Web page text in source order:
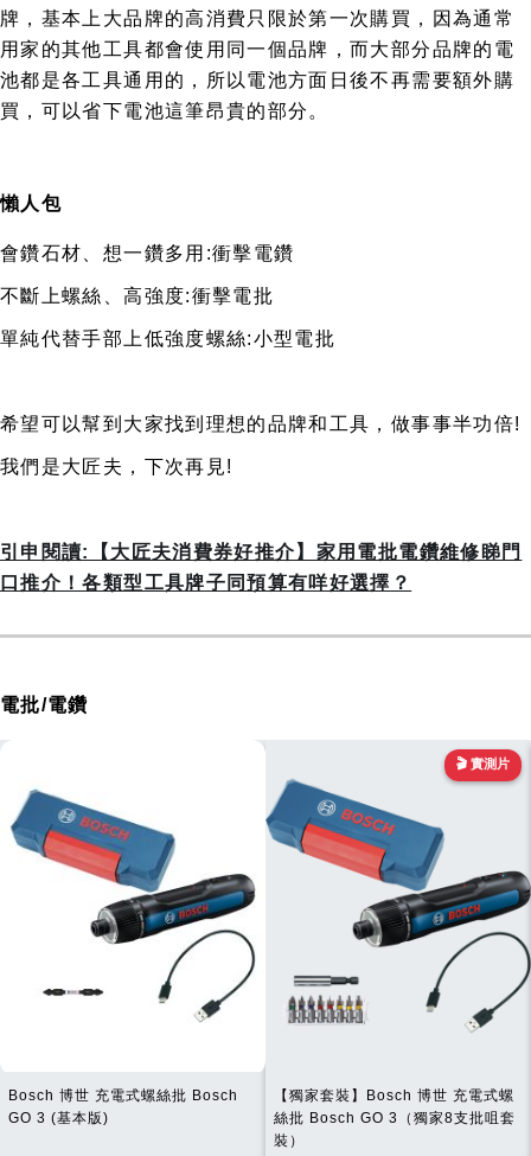
牌，基本上大品牌的高消費只限於第一次購買，因為通常
用家的其他工具都會使用同一個品牌，而大部分品牌的電
池都是各工具通用的，所以電池方面日後不再需要額外購
買，可以省下電池這筆昂貴的部分。
懶人包
會鑽石材、想一鑽多用:衝擊電鑽
不斷上螺絲、高強度:衝擊電批
單純代替手部上低強度螺絲:小型電批
希望可以幫到大家找到理想的品牌和工具，做事事半功倍!
我們是大匠夫，下次再見!
引申閱讀:【大匠夫消費券好推介】家用電批電鑽維修睇門
口推介！各類型工具牌子同預算有咩好選擇？
電批/電鑽
Bosch 博世 充電式螺絲批 Bosch
GO 3 (基本版)
🎬 實測片
【獨家套裝】Bosch 博世 充電式螺
絲批 Bosch GO 3（獨家8支批咀套
裝）